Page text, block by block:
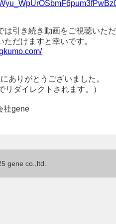
は引き続き動画をご視聴いた
ただけますと幸いです。
ありがとうございました。
リダイレクトされます。）
社gene
gene co.,ltd.